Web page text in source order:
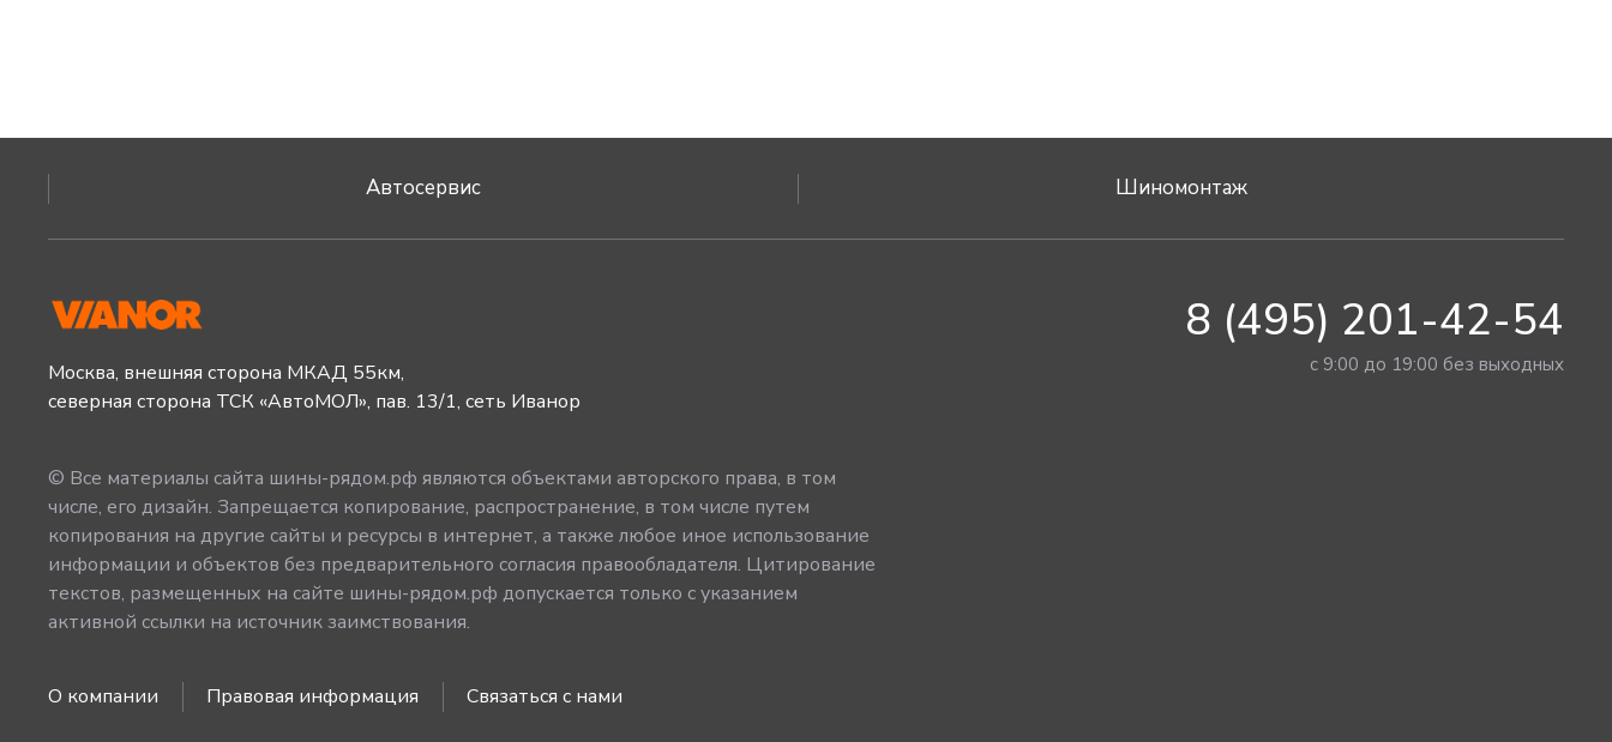
Автосервис Шиномонтаж
Москва, внешняя сторона МКАД 55км,
северная сторона ТСК «АвтоМОЛ», пав. 13/1, сеть Иванор
8 (495) 201-42-54
с 9:00 до 19:00 без выходных
© Все материалы сайта шины-рядом.рф являются объектами авторского права, в том
числе, его дизайн. Запрещается копирование, распространение, в том числе путем
копирования на другие сайты и ресурсы в интернет, а также любое иное использование
информации и объектов без предварительного согласия правообладателя. Цитирование
текстов, размещенных на сайте шины-рядом.рф допускается только с указанием
активной ссылки на источник заимствования.
О компании Правовая информация Связаться с нами